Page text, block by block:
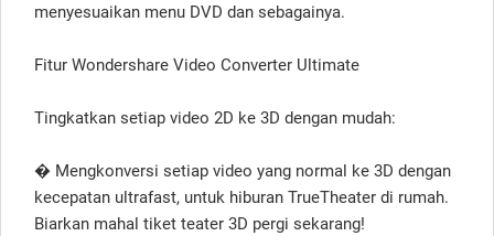
menyesuaikan menu DVD dan sebagainya.
Fitur Wondershare Video Converter Ultimate
Tingkatkan setiap video 2D ke 3D dengan mudah:
� Mengkonversi setiap video yang normal ke 3D dengan
kecepatan ultrafast, untuk hiburan TrueTheater di rumah.
Biarkan mahal tiket teater 3D pergi sekarang!